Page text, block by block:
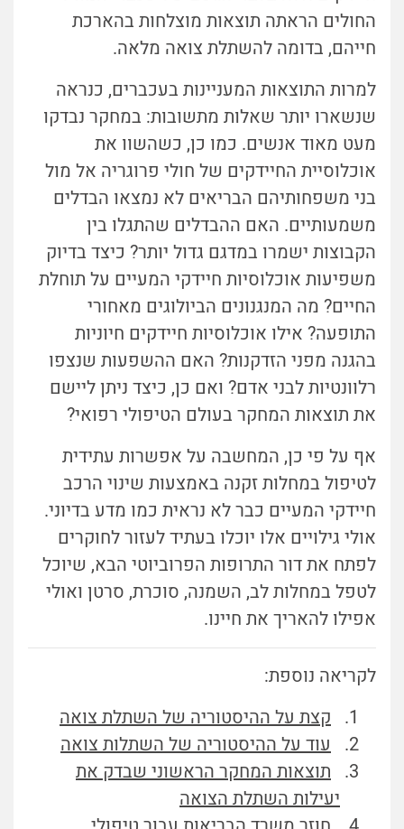
החולים הראתה תוצאות מוצלחות בהארכת
חייהם, בדומה להשתלת צואה מלאה.
למרות התוצאות המעניינות בעכברים, כנראה
שנשארו יותר שאלות מתשובות: במחקר נבדקו
מעט מאוד אנשים. כמו כן, כשהשוו את
אוכלוסיית החיידקים של חולי פרוגריה אל מול
בני משפחותיהם הבריאים לא נמצאו הבדלים
משמעותיים. האם ההבדלים שהתגלו בין
הקבוצות ישמרו במדגם גדול יותר? כיצד בדיוק
משפיעות אוכלוסיות חיידקי המעיים על תוחלת
החיים? מה המנגנונים הביולוגים מאחורי
התופעה? אילו אוכלוסיות חיידקים חיוניות
בהגנה מפני הזדקנות? האם ההשפעות שנצפו
רלוונטיות לבני אדם? ואם כן, כיצד ניתן ליישם
את תוצאות המחקר בעולם הטיפולי רפואי?
אף על פי כן, המחשבה על אפשרות עתידית
לטיפול במחלות זקנה באמצעות שינוי הרכב
חיידקי המעיים כבר לא נראית כמו מדע בדיוני.
אולי גילויים אלו יוכלו בעתיד לעזור לחוקרים
לפתח את דור התרופות הפרוביוטי הבא, שיוכל
לטפל במחלות לב, השמנה, סוכרת, סרטן ואולי
אפילו להאריך את חיינו.
לקריאה נוספת:
קצת על ההיסטוריה של השתלת צואה
עוד על ההיסטוריה של השתלות צואה
תוצאות המחקר הראשוני שבדק את
יעילות השתלת הצואה